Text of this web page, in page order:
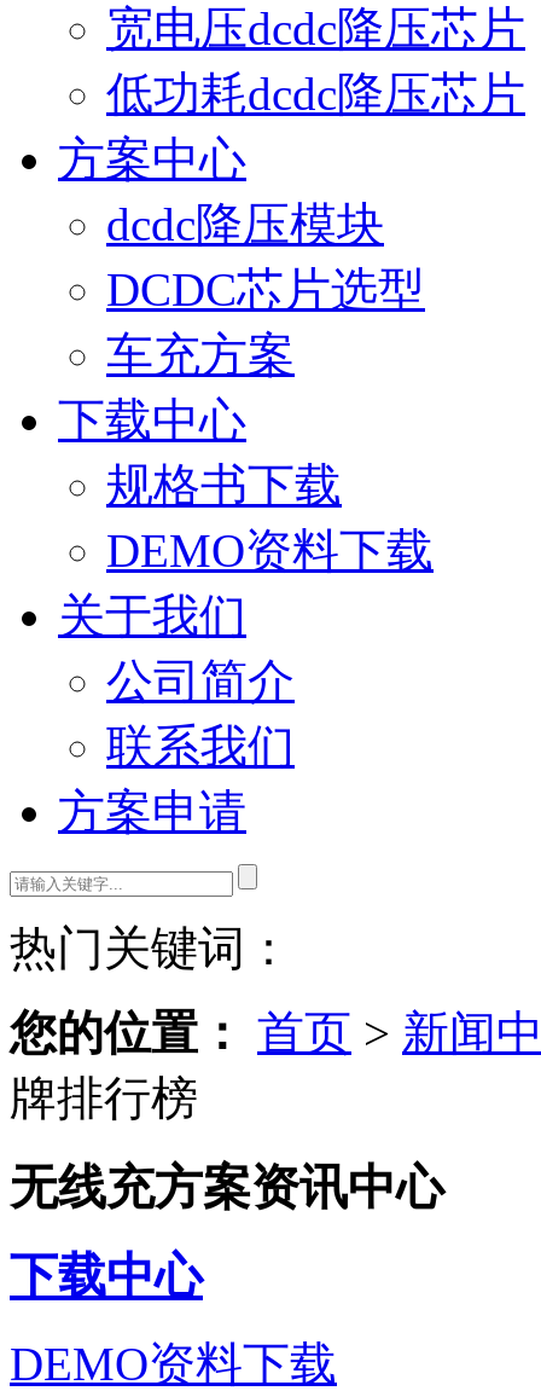
宽电压dcdc降压芯片
低功耗dcdc降压芯片
方案中心
dcdc降压模块
DCDC芯片选型
车充方案
下载中心
规格书下载
DEMO资料下载
关于我们
公司简介
联系我们
方案申请
热门关键词：
您的位置： 首页 > 新闻
牌排行榜
无线充方案资讯中心
下载中心
DEMO资料下载